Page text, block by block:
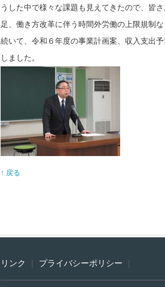
うした中で様々な課題も見えてきたので、皆
足、働き方改革に伴う時間外労働の上限規制
続いて、令和６年度の事業計画案、収入支出
しました。
↑ 戻る
リンク プライバシーポリシー